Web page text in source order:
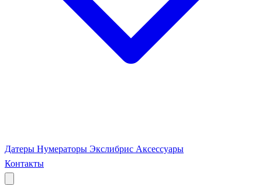
Датеры Нумераторы Экслибрис Аксессуары
Контакты